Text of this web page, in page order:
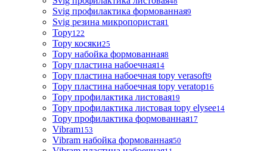
Svig профилактика формованная9
Svig резина микропористая1
Topy122
Topy косяки25
Topy набойка формованная8
Topy пластина набоечная14
Topy пластина набоечная topy verasoft9
Topy пластина набоечная topy veratop16
Topy профилактика листовая19
Topy профилактика листовая topy elysee14
Topy профилактика формованная17
Vibram153
Vibram набойка формованная50